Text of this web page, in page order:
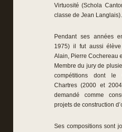
Virtuosité (Schola
classe de Jean Langlais).
Pendant ses années
1975) il fut aussi
Alain, Pierre Cochereau
Membre du jury de
compétitions dont le
Chartres (2000 et
demandé comme
projets de construction
Ses compositions sont